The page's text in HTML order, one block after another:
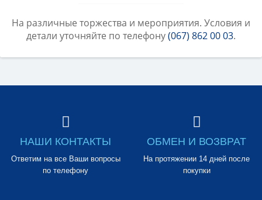
На различные торжества и мероприятия. Условия и
детали уточняйте по телефону(067) 862 00 03.
НАШИ КОНТАКТЫ
Ответим на все Ваши вопросы
по телефону
ОБМЕН И ВОЗВРАТ
На протяжении 14 дней после
покупки